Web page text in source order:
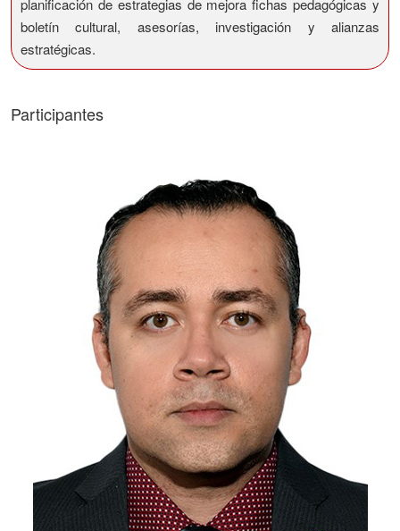
planificación de estrategias de mejora fichas pedagógicas y
boletín cultural, asesorías, investigación y alianzas
estratégicas.
Participantes